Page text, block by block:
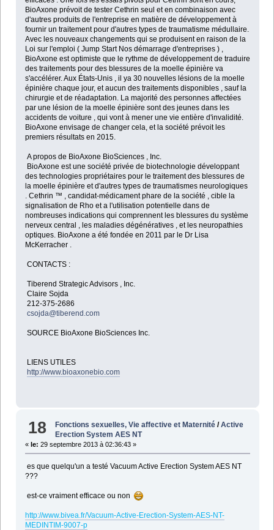
BioAxone prévoit de tester Cethrin seul et en combinaison avec
d'autres produits de l'entreprise en matière de développement à
fournir un traitement pour d'autres types de traumatisme médullaire.
Avec les nouveaux changements qui se produisent en raison de la
Loi sur l'emploi ( Jump Start Nos démarrage d'entreprises ) ,
BioAxone est optimiste que le rythme de développement de traduire
des traitements pour des blessures de la moelle épinière va
s'accélérer. Aux États-Unis , il ya 30 nouvelles lésions de la moelle
épinière chaque jour, et aucun des traitements disponibles , sauf la
chirurgie et de réadaptation. La majorité des personnes affectées
par une lésion de la moelle épinière sont des jeunes dans les
accidents de voiture , qui vont à mener une vie entière d'invalidité.
BioAxone envisage de changer cela, et la société prévoit les
premiers résultats en 2015.
A propos de BioAxone BioSciences , Inc.
BioAxone est une société privée de biotechnologie développant
des technologies propriétaires pour le traitement des blessures de
la moelle épinière et d'autres types de traumatismes neurologiques
. Cethrin ™ , candidat-médicament phare de la société , cible la
signalisation de Rho et a l'utilisation potentielle dans de
nombreuses indications qui comprennent les blessures du système
nerveux central , les maladies dégénératives , et les neuropathies
optiques. BioAxone a été fondée en 2011 par le Dr Lisa
McKerracher .
CONTACTS :
Tiberend Strategic Advisors , Inc.
Claire Sojda
212-375-2686
csojda@tiberend.com
SOURCE BioAxone BioSciences Inc.
LIENS UTILES
http://www.bioaxonebio.com
18 Fonctions sexuelles, Vie affective et Maternité /Active
Erection System AES NT
« le: 29 septembre 2013 à 02:36:43 »
es que quelqu'un a testé Vacuum Active Erection System AES NT
???
est-ce vraiment efficace ou non
http://www.bivea.fr/Vacuum-Active-Erection-System-AES-NT-
MEDINTIM-9007-p